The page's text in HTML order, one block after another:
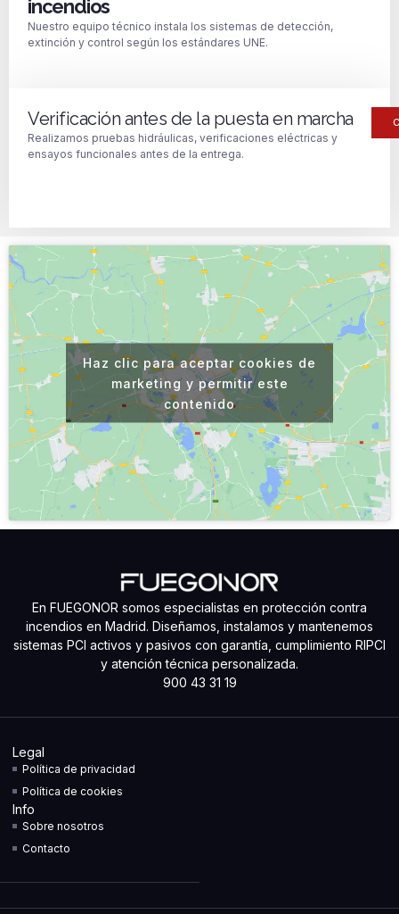
incendios
Nuestro equipo técnico instala los sistemas de detección,
extinción y control según los estándares UNE.
Verificación antes de la puesta en marcha
Realizamos pruebas hidráulicas, verificaciones eléctricas y
ensayos funcionales antes de la entrega.
Haz clic para aceptar cookies de
marketing y permitir este
contenido
En FUEGONOR somos especialistas en protección contra
incendios en Madrid. Diseñamos, instalamos y mantenemos
sistemas PCI activos y pasivos con garantía, cumplimiento RIPCI
y atención técnica personalizada.
900 43 31 19
Legal
Política de privacidad
Política de cookies
Info
Sobre nosotros
Contacto